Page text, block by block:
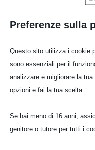
Preferenze sulla
Questo sito utilizza i cookie
sono essenziali per il
analizzare e migliorare la
opzioni e fai la tua scelta.
Se hai meno di 16 anni,
genitore o tutore per tutti i